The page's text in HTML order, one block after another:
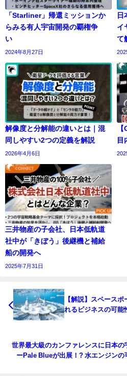
「Starliner」帰還ミッションか
らみる有人宇宙開発の覇権争
い
2024年8月27日
日
イ
て
解像度と分解能の違いとは｜混
同しやすい2つの定義を解説
2026年4月6日
目
三井物産の子会社、日本低軌道
社中が「きぼう」後継機と補給
船の開発へ
2025年7月31日
【解説】スペース
れるビジネスの可能
世界最大級のカンファレンスに日本の
ーPale Blueが出展！? 水エンジンの